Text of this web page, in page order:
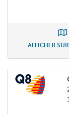
AFFICHER